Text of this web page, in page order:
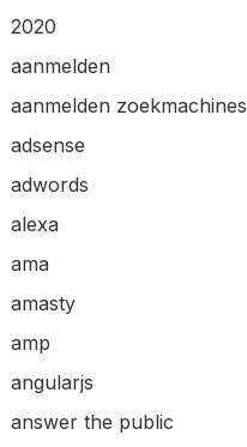
2020
aanmelden
aanmelden zoekmachines
adsense
adwords
alexa
ama
amasty
amp
angularjs
answer the public